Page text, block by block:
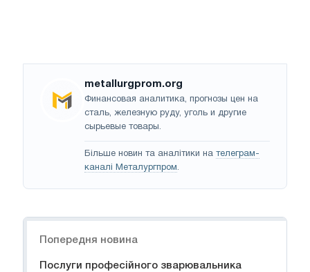
metallurgprom.org
Финансовая аналитика, прогнозы цен на
сталь, железную руду, уголь и другие
сырьевые товары.
Більше новин та аналітики на телеграм-
каналі Металургпром.
Попередня новина
Послуги професійного зварювальника